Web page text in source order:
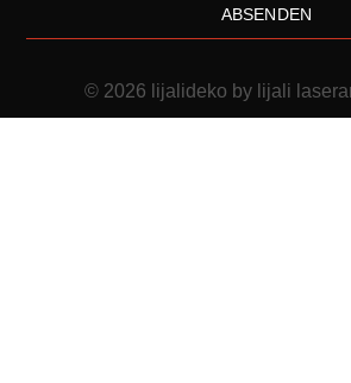
ABSENDEN
© 2026 lijalideko by lijali